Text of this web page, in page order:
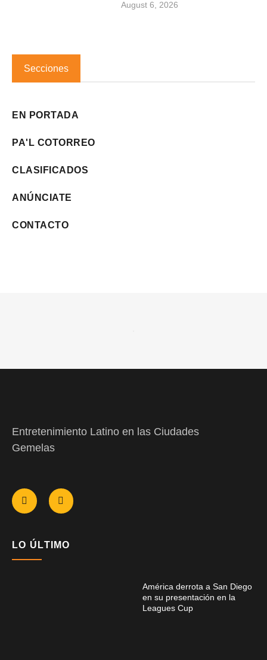
August 6, 2026
Secciones
EN PORTADA
PA'L COTORREO
CLASIFICADOS
ANÚNCIATE
CONTACTO
Entretenimiento Latino en las Ciudades
Gemelas
LO ÚLTIMO
América derrota a San Diego
en su presentación en la
Leagues Cup